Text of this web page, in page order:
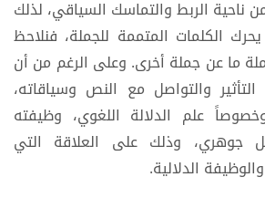
ناحية الربط والتماسك السياقي، لذلك
الكلمات المتممة للجملة، فنلاحظ
ما عن جملة أخرى. وعلى الرغم من أن
التأثير والتواصل مع النص وسياقاته،
علم الدلالة اللغوي، وظيفته
جوهري، وذلك على العلاقة التي
الدلالية.